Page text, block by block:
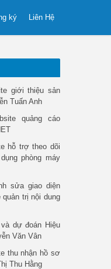
Liên Hệ
ký
giới thiệu sản
Tuấn Anh
quảng cáo
hỗ trợ theo dõi
phòng máy
sửa giao diện
trị nội dung
dự đoán Hiệu
Văn Vân
thu nhận hồ sơ
Thu Hằng